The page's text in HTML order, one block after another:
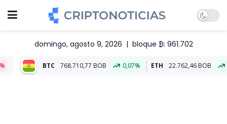
domingo, agosto 9, 2026 | bloque ₿: 961.702
0,07% ETH 22.762,46 BOB 0,07% Aliado